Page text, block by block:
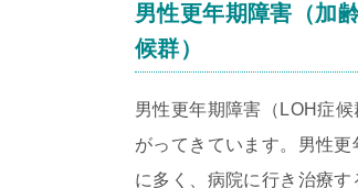
男性更年期障害（加
候群）
男性更年期障害（LOH症
がってきています。男性更
に多く、病院に行き治療す